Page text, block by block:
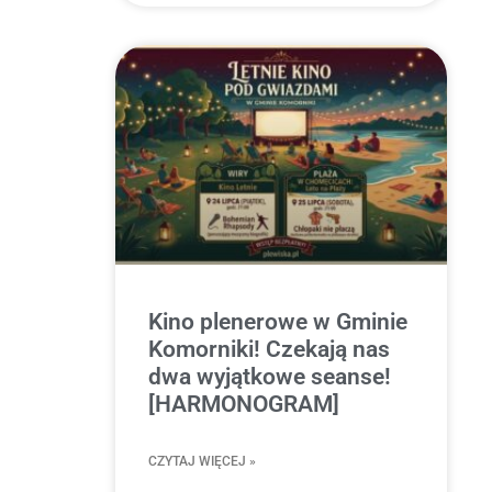
Kino plenerowe w Gminie
Komorniki! Czekają nas
dwa wyjątkowe seanse!
[HARMONOGRAM]
CZYTAJ WIĘCEJ »